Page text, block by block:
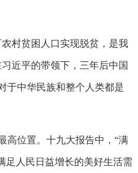
村贫困人口实现脱贫，是我
近平的带领下，三年后中国
于中华民族和整个人类都是
位置。十九大报告中，“满
足人民日益增长的美好生活需